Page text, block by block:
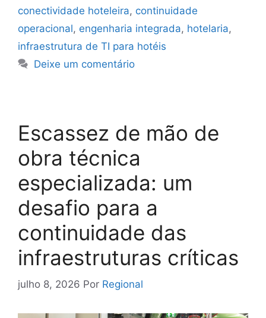
conectividade hoteleira, continuidade
operacional, engenharia integrada, hotelaria,
infraestrutura de TI para hotéis
Deixe um comentário
Escassez de mão de
obra técnica
especializada: um
desafio para a
continuidade das
infraestruturas críticas
julho 8, 2026 Por Regional